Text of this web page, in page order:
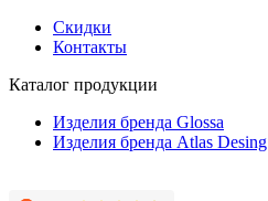
Скидки
Контакты
Каталог продукции
Изделия бренда Glossa
Изделия бренда Atlas Desing